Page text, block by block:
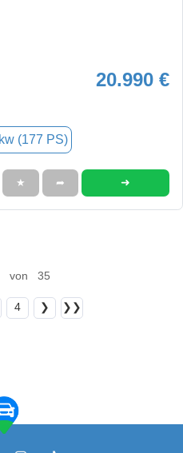
20.990 €
(177 PS)
★ ➦ ➜
35
4 ❯ ❯❯